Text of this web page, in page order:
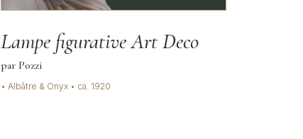
Lampe figurative Art Deco
par Pozzi
• Albâtre & Onyx • ca. 1920